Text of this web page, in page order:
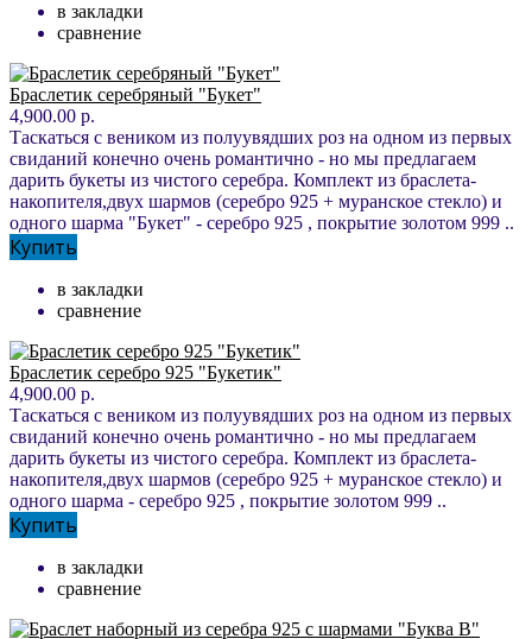
в закладки
сравнение
Браслетик серебряный "Букет"
4,900.00 р.
Таскаться с веником из полуувядших роз на одном из первых
свиданий конечно очень романтично - но мы предлагаем
дарить букеты из чистого серебра. Комплект из браслета-
накопителя,двух шармов (серебро 925 + муранское стекло) и
одного шарма "Букет" - серебро 925 , покрытие золотом 999 ..
Купить
в закладки
сравнение
Браслетик серебро 925 "Букетик"
4,900.00 р.
Таскаться с веником из полуувядших роз на одном из первых
свиданий конечно очень романтично - но мы предлагаем
дарить букеты из чистого серебра. Комплект из браслета-
накопителя,двух шармов (серебро 925 + муранское стекло) и
одного шарма - серебро 925 , покрытие золотом 999 ..
Купить
в закладки
сравнение